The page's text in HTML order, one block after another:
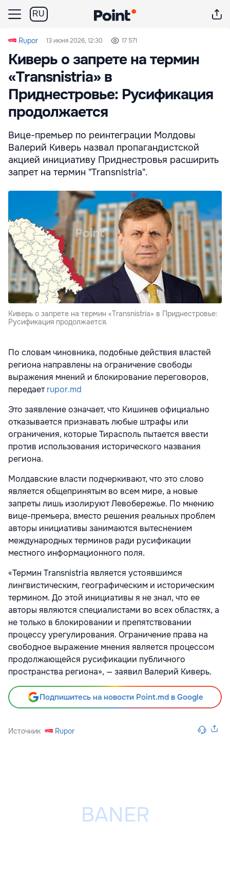
RU
Rupor 13 июня 2026, 12:30 17 571
Киверь о запрете на термин
«Transnistria» в
Приднестровье: Русификация
продолжается
Вице-премьер по реинтеграции Молдовы
Валерий Киверь назвал пропагандистской
акцией инициативу Приднестровья расширить
запрет на термин "Transnistria".
Киверь о запрете на термин «Transnistria» в Приднестровье:
Русификация продолжается.
По словам чиновника, подобные действия властей
региона направлены на ограничение свободы
выражения мнений и блокирование переговоров,
передаетrupor.md
Это заявление означает, что Кишинев официально
отказывается признавать любые штрафы или
ограничения, которые Тирасполь пытается ввести
против использования исторического названия
региона.
Молдавские власти подчеркивают, что это слово
является общепринятым во всем мире, а новые
запреты лишь изолируют Левобережье. По мнению
вице-премьера, вместо решения реальных проблем
авторы инициативы занимаются вытеснением
международных терминов ради русификации
местного информационного поля.
«Термин Transnistria является устоявшимся
лингвистическим, географическим и историческим
термином. До этой инициативы я не знал, что ее
авторы являются специалистами во всех областях, а
не только в блокировании и препятствовании
процессу урегулирования. Ограничение права на
свободное выражение мнения является процессом
продолжающейся русификации публичного
пространства региона», — заявил Валерий Киверь.
Подпишитесь на новости Point.md в Google
Источник Rupor